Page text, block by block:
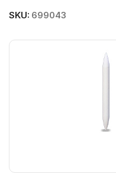
SKU: 699043